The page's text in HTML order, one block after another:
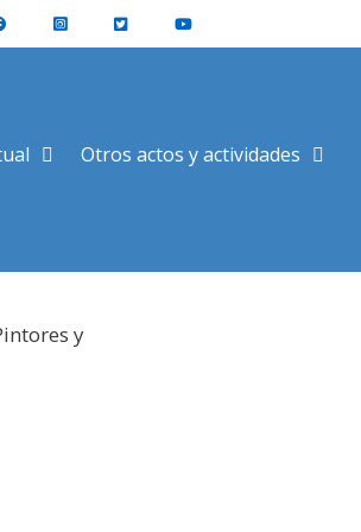
Otros actos y actividades
y